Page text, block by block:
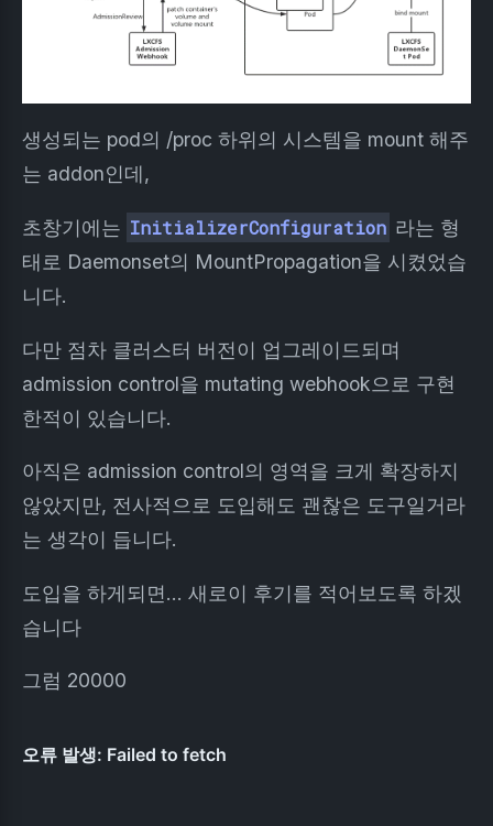
생성되는 pod의 /proc 하위의 시스템을 mount 해주
는 addon인데,
초창기에는 InitializerConfiguration 라는 형
태로 Daemonset의 MountPropagation을 시켰었습
니다.
다만 점차 클러스터 버전이 업그레이드되며
admission control을 mutating webhook으로 구현
한적이 있습니다.
아직은 admission control의 영역을 크게 확장하지
않았지만, 전사적으로 도입해도 괜찮은 도구일거라
는 생각이 듭니다.
도입을 하게되면… 새로이 후기를 적어보도록 하겠
습니다
그럼 20000